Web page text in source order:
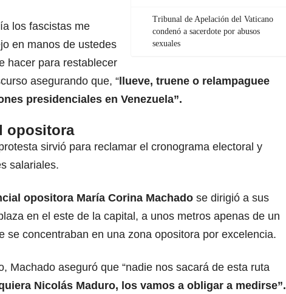
Tribunal de Apelación del Vaticano
condenó a sacerdote por abusos
sexuales
los fascistas me
en manos de ustedes
hacer para restablecer
asegurando que, “llueve, truene o relampaguee
presidenciales en Venezuela”.
opositora
sirvió para reclamar el cronograma electoral y
salariales.
opositora María Corina Machado se dirigió a sus
en el este de la capital, a unos metros apenas de un
se concentraban en una zona opositora por excelencia.
Machado aseguró que “nadie nos sacará de esta ruta
Nicolás Maduro, los vamos a obligar a medirse”.